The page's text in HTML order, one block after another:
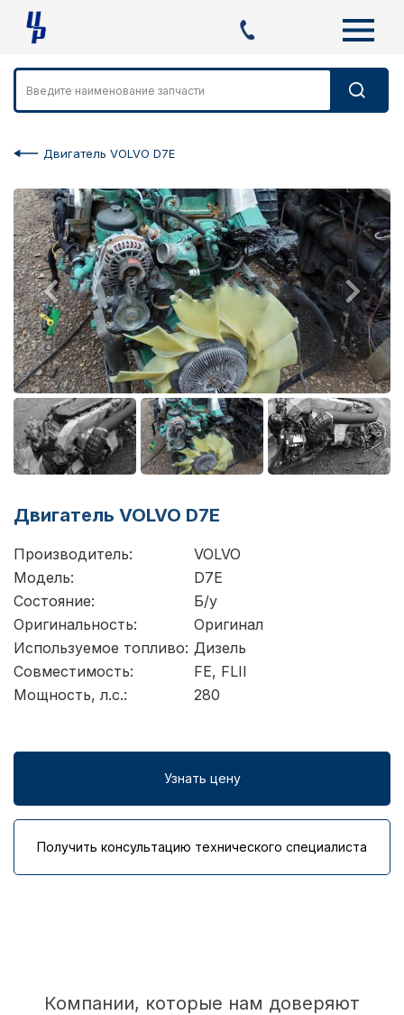
Двигатель VOLVO D7E
Двигатель VOLVO D7E
Производитель:
VOLVO
Модель:
D7E
Состояние:
Б/у
Оригинальность:
Оригинал
Используемое топливо: Дизель
Совместимость:
FE, FLII
Мощность, л.с.:
280
Узнать цену
Получить консультацию технического специалиста
Компании, которые нам доверяют